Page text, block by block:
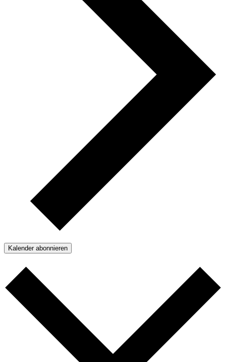
Kalender abonnieren